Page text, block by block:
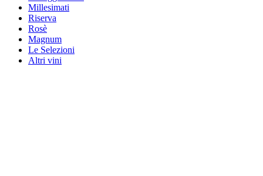
Millesimati
Riserva
Rosè
Magnum
Le Selezioni
Altri vini